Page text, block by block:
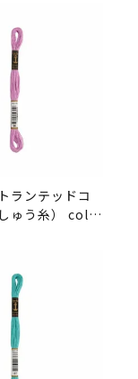
ランテッドコ
ゅう糸） col.9